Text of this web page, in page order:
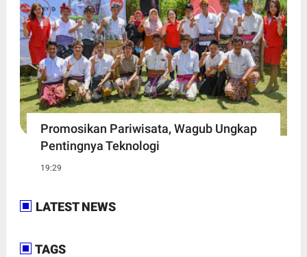
Promosikan Pariwisata, Wagub Ungkap
Pentingnya Teknologi
19:29
LATEST NEWS
TAGS